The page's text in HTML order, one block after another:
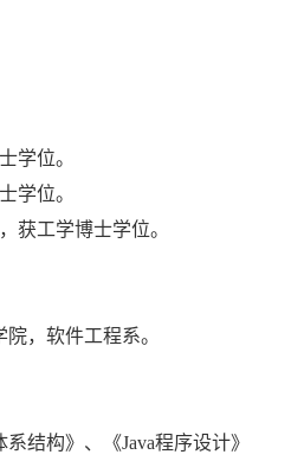
学位。
学位。
获工学博士学位。
，软件工程系。
系结构》、《Java程序设计》